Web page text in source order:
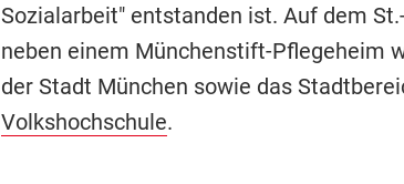
Sozialarbeit" entstanden ist. Auf dem
neben einem Münchenstift-Pflegeheim
der Stadt München sowie das
Volkshochschule.